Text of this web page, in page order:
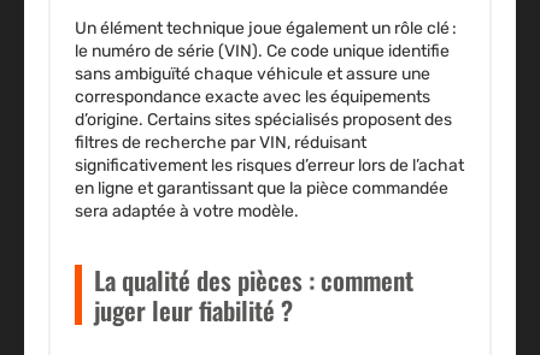
Un élément technique joue également un rôle clé :
le numéro de série (VIN). Ce code unique identifie
sans ambiguïté chaque véhicule et assure une
correspondance exacte avec les équipements
d’origine. Certainssites spécialisés proposent des
filtres de recherche par VIN, réduisant
significativement les risques d’erreur lors de l’achat
en ligneet garantissant que la pièce commandée
sera adaptée à votre modèle.
La qualité des pièces : comment
juger leur fiabilité ?